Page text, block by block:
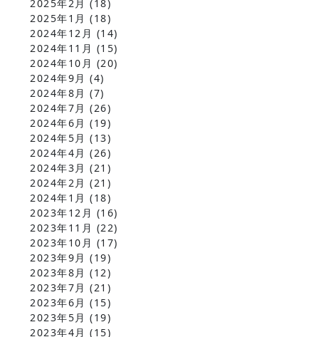
2025年2月 (18)
2025年1月 (18)
2024年12月 (14)
2024年11月 (15)
2024年10月 (20)
2024年9月 (4)
2024年8月 (7)
2024年7月 (26)
2024年6月 (19)
2024年5月 (13)
2024年4月 (26)
2024年3月 (21)
2024年2月 (21)
2024年1月 (18)
2023年12月 (16)
2023年11月 (22)
2023年10月 (17)
2023年9月 (19)
2023年8月 (12)
2023年7月 (21)
2023年6月 (15)
2023年5月 (19)
2023年4月 (15)